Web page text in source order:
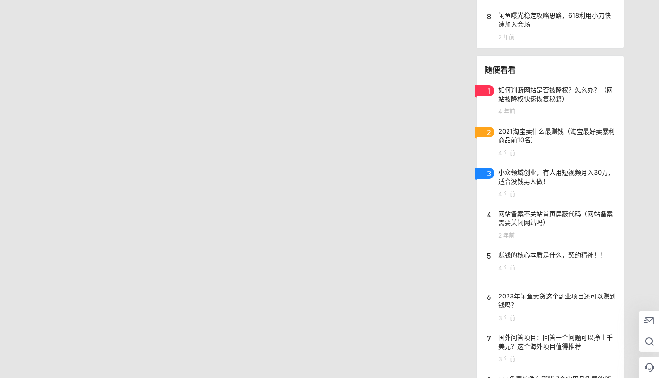
8
闲鱼曝光稳定攻略思路，618利用小刀快
速加入会场
2 年前
随便看看
1
如何判断网站是否被降权？怎么办？（网
站被降权快速恢复秘籍）
4 年前
2
2021淘宝卖什么最赚钱（淘宝最好卖暴利
商品前10名）
4 年前
3
小众领域创业，有人用短视频月入30万，
适合没钱男人做！
4 年前
4
网站备案不关站首页屏蔽代码（网站备案
需要关闭网站吗）
2 年前
5 赚钱的核心本质是什么，契约精神！！！
4 年前
6
2023年闲鱼卖货这个副业项目还可以赚到
钱吗？
3 年前
7
国外问答项目：回答一个问题可以挣上千
美元？这个海外项目值得推荐
3 年前